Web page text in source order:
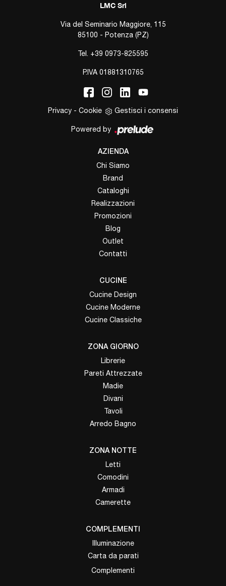
LMC Srl
Via del Seminario Maggiore, 115
85100 - Potenza (PZ)
Tel. +39 0973-825595
P.IVA 01881310765
Privacy - Cookie Gestisci i consensi
Powered by
AZIENDA
Chi Siamo
Brand
Cataloghi
Realizzazioni
Promozioni
Blog
Outlet
Contatti
CUCINE
Cucine Design
Cucine Moderne
Cucine Classiche
ZONA GIORNO
Librerie
Pareti Attrezzate
Madie
Divani
Tavoli
Arredo Bagno
ZONA NOTTE
Letti
Comodini
Armadi
Camerette
COMPLEMENTI
Illuminazione
Carta da parati
Complementi